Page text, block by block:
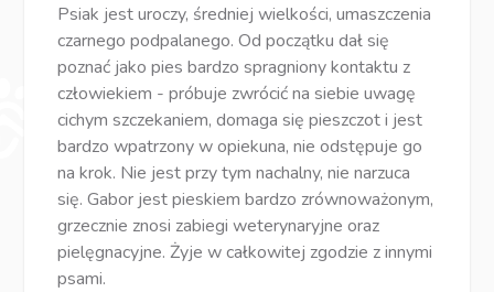
Psiak jest uroczy, średniej wielkości, umaszczenia
czarnego podpalanego. Od początku dał się
poznać jako pies bardzo spragniony kontaktu z
człowiekiem - próbuje zwrócić na siebie uwagę
cichym szczekaniem, domaga się pieszczot i jest
bardzo wpatrzony w opiekuna, nie odstępuje go
na krok. Nie jest przy tym nachalny, nie narzuca
się. Gabor jest pieskiem bardzo zrównoważonym,
grzecznie znosi zabiegi weterynaryjne oraz
pielęgnacyjne. Żyje w całkowitej zgodzie z innymi
psami.